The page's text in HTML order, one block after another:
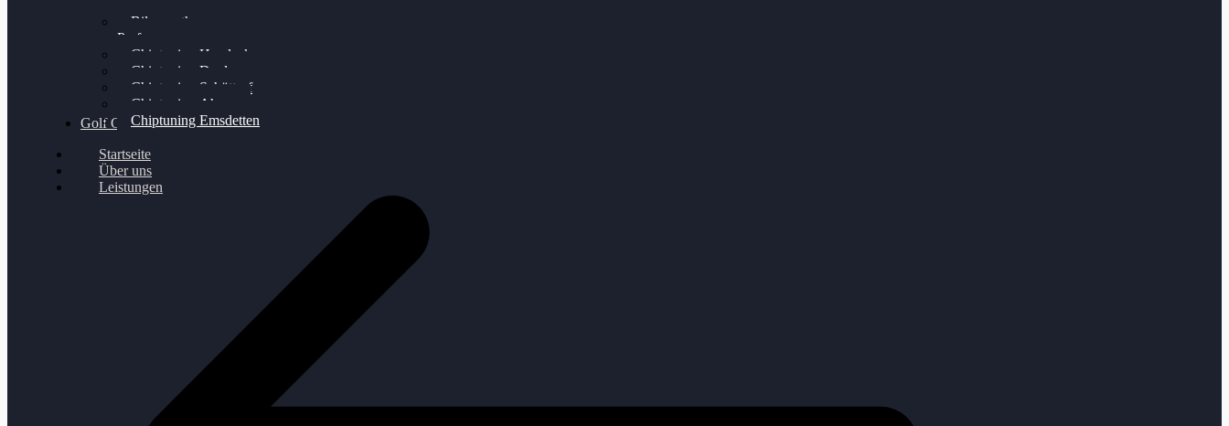
Bilgenroth
Performance
Chiptuning Herzlacke
Chiptuning Duelmen
Chiptuning Schüttorf
Chiptuning Ahaus
Chiptuning Emsdetten
Golf Gewinnspiel
Startseite
Über uns
Leistungen